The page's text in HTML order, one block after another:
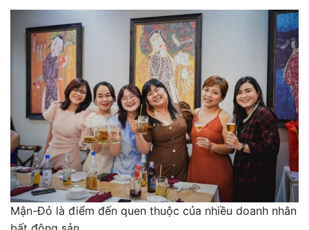
Mận-Đỏ là điểm đến quen thuộc của nhiều doanh nhân